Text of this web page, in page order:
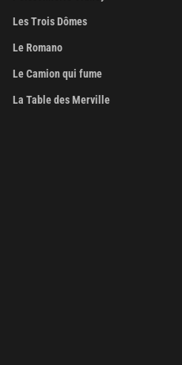
Les Trois Dômes
Le Romano
Le Camion qui fume
La Table des Merville